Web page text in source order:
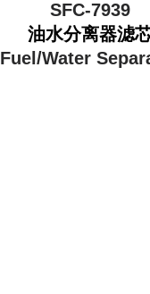
SFC-7939
油水分离器滤
Fuel/Water